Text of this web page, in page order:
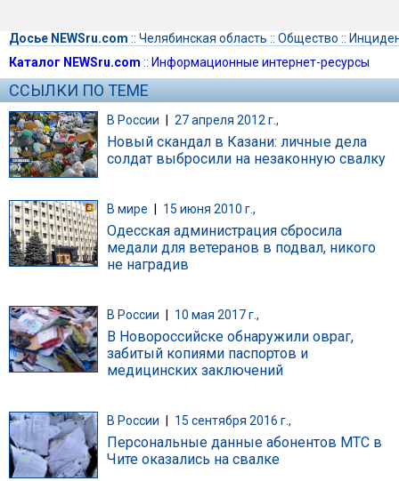
Досье NEWSru.com :: Челябинская область :: Общество ::
Каталог NEWSru.com :: Информационные интернет-ресурсы
ССЫЛКИ ПО ТЕМЕ
В России | 27 апреля 2012 г.,
Новый скандал в Казани: личные дела
солдат выбросили на незаконную свалку
В мире 15 июня 2010 г.,
Одесская администрация сбросила
медали для ветеранов в подвал, никого
не наградив
В России 10 мая 2017 г.,
В Новороссийске обнаружили овраг,
забитый копиями паспортов и
медицинских заключений
В России 15 сентября 2016 г.,
Персональные данные абонентов МТС в
Чите оказались на свалке